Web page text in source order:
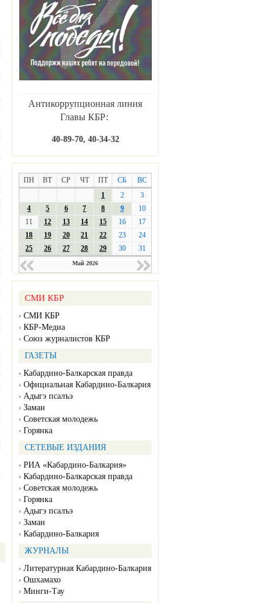
Антикоррупционная линия
Главы КБР:
40-89-70, 40-34-32
ПН ВТ СР ЧТ ПТ СБ
ВС
1
2
3
4
5 6 7 8 9
10
11
12 13 14 15 16
17
18
19 20 21 22 23
24
25
26 27 28 29 30 31
Май 2026
СМИ КБР
СМИ КБР
КБР-Медиа
Союз журналистов КБР
ГАЗЕТЫ
Кабардино-Балкарская правда
Официальная Кабардино-Балкария
Адыгэ псалъэ
Заман
Советская молодежь
Горянка
СЕТЕВЫЕ ИЗДАНИЯ
РИА «Кабардино-Балкария»
Кабардино-Балкарская правда
Советская молодежь
Горянка
Адыгэ псалъэ
Заман
Кабардино-Балкария
ЖУРНАЛЫ
Литературная Кабардино-Балкария
Ошхамахо
Минги-Тау